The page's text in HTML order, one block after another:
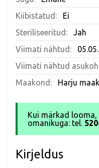
Kiibistatud:
Ei
Steriliseeritud:
Jah
Viimati nähtud:
Viimati nähtud
Maakond:
Harju
Kui märkad
omanikuga: tel.
Kirjeldus